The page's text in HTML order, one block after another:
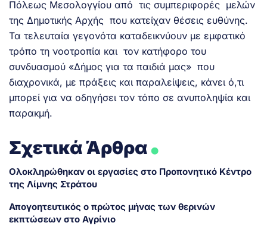
Πόλεως Μεσολογγίου από τις συμπεριφορές μελών
της Δημοτικής Αρχής που κατείχαν θέσεις ευθύνης.
Τα τελευταία γεγονότα καταδεικνύουν με εμφατικό
τρόπο τη νοοτροπία και τον κατήφορο του
συνδυασμού «Δήμος για τα παιδιά μας» που
διαχρονικά, με πράξεις και παραλείψεις, κάνει ό,τι
μπορεί για να οδηγήσει τον τόπο σε ανυποληψία και
παρακμή.
Σχετικά Άρθρα.
Ολοκληρώθηκαν οι εργασίες στο Προπονητικό Κέντρο
της Λίμνης Στράτου
Απογοητευτικός ο πρώτος μήνας των θερινών
εκπτώσεων στο Αγρίνιο